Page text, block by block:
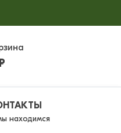
находимся